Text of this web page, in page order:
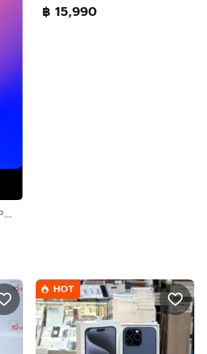
iPhone iPad Samsung รับซื้อ IPHONE 17 PROMAX 16 15,14,13 PROMAX PRO IPAD ทุกรุ่น รับซื้อ SAMSUNG ทุกรุ่น รับซื้อถึงที่ได้เลยครับ ราคาสูงสุด
฿ 15,990
HOT